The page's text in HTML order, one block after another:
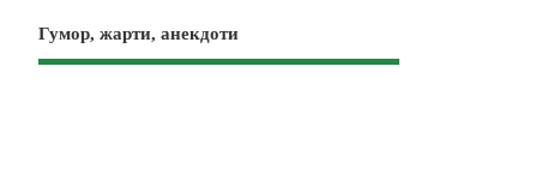
Гумор, жарти, анекдоти